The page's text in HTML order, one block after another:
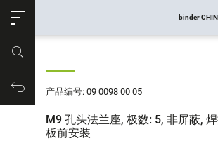
购物车
binder
产品编号: 09 0098 00 05
M9 孔头法兰座, 极数: 5, 非屏蔽,
板前安装